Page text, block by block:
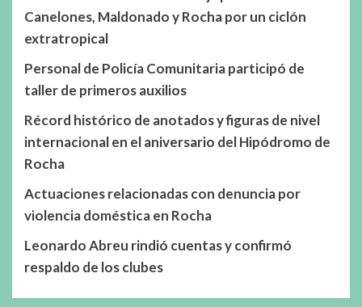
Canelones, Maldonado y Rocha por un ciclón
extratropical
Personal de Policía Comunitaria participó de
taller de primeros auxilios
Récord histórico de anotados y figuras de nivel
internacional en el aniversario del Hipódromo de
Rocha
Actuaciones relacionadas con denuncia por
violencia doméstica en Rocha
Leonardo Abreu rindió cuentas y confirmó
respaldo de los clubes